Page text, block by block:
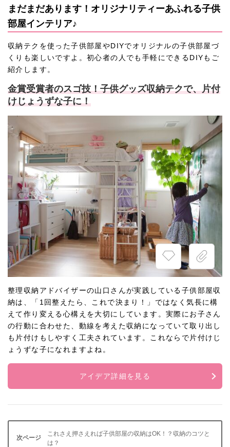
まだまだあります！オリジナリティーあふれる子供
部屋インテリア♪
収納テクを使った子供部屋やDIYでオリジナルの子供部屋づ
くりも楽しいですよ。初心者の人でも手軽にできるDIYもご
紹介します。
金賞受賞者のスゴ技！子供グッズ収納テクで、片付
けじょうずな子に！
整理収納アドバイザーの山口さんが実践している子供部屋収
納は、「1回整えたら、これで決まり！」ではなく気長に構
えて作り変える心構えを大切にしています。実際にお子さん
の行動に合わせた、動線を考えた収納になっていて取り出し
も片付けもしやすく工夫されています。これならで片付けじ
ょうずな子になれますよね。
アイデア詳細を見る
これさえ押さえれば子供部屋の収納はOK！？収納のコツと
は？